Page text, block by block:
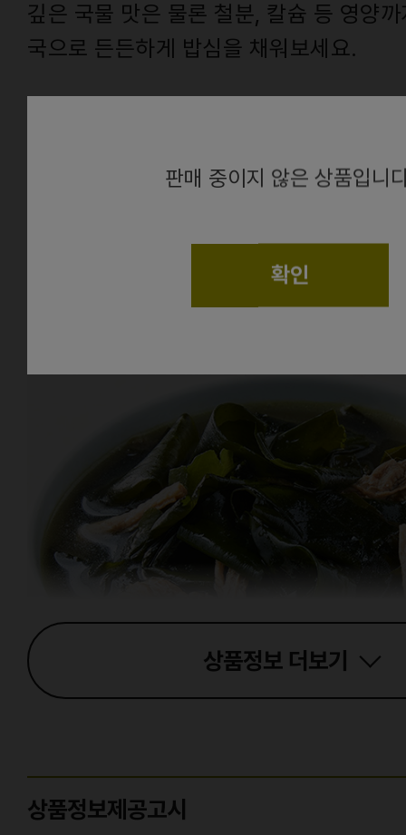
깊은 국물 맛은 물론 철분, 칼슘 등 영양
국으로 든든하게 밥심을 채워보세요.
상품정보 더보기
상품정보제공고시
판매 중이지 않은 상품입니
확인